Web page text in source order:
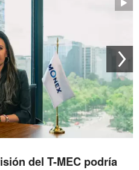
del T-MEC podría